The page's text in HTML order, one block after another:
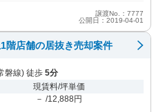
譲渡No.：7777
公開日：2019-04-01
階店舗の居抜き売却案件
磐線) 徒歩 5分
現賃料/坪単価
－ /12,888円